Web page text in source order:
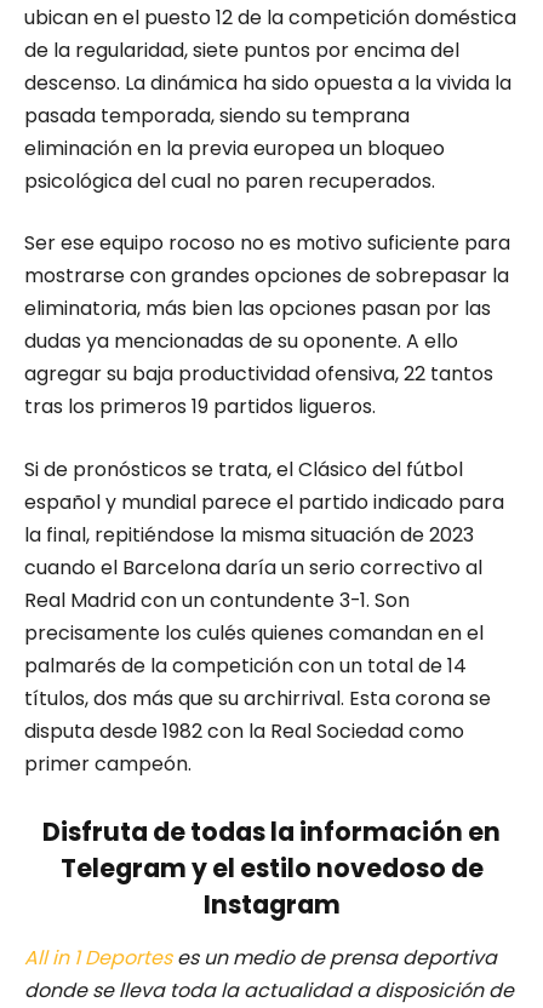
ubican en el puesto 12 de la competición doméstica
de la regularidad, siete puntos por encima del
descenso. La dinámica ha sido opuesta a la vivida la
pasada temporada, siendo su temprana
eliminación en la previa europea un bloqueo
psicológica del cual no paren recuperados.
Ser ese equipo rocoso no es motivo suficiente para
mostrarse con grandes opciones de sobrepasar la
eliminatoria, más bien las opciones pasan por las
dudas ya mencionadas de su oponente. A ello
agregar su baja productividad ofensiva, 22 tantos
tras los primeros 19 partidos ligueros.
Si de pronósticos se trata, el Clásico del fútbol
español y mundial parece el partido indicado para
la final, repitiéndose la misma situación de 2023
cuando el Barcelona daría un serio correctivo al
Real Madrid con un contundente 3-1. Son
precisamente los culés quienes comandan en el
palmarés de la competición con un total de 14
títulos, dos más que su archirrival. Esta corona se
disputa desde 1982 con la Real Sociedad como
primer campeón.
Disfruta de todas la información en
Telegram y el estilo novedoso de
Instagram
All in 1 Deporteses un medio de prensa deportiva
donde se lleva toda la actualidad a disposición de